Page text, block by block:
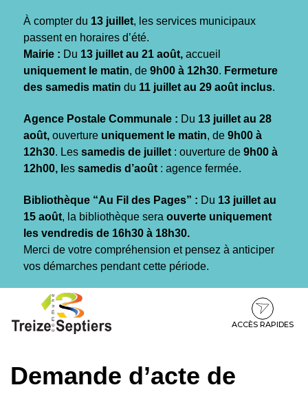
À compter du 13 juillet, les services municipaux
passent en horaires d’été.
Mairie : Du 13 juillet au 21 août, accueil
uniquement le matin, de 9h00 à 12h30. Fermeture
des samedis matin du 11 juillet au 29 août inclus.
Agence Postale Communale : Du 13 juillet au 28
août, ouverture uniquement le matin, de 9h00 à
12h30. Les samedis de juillet : ouverture de 9h00 à
12h00, l es samedis d’août : agence fermée.
Bibliothèque “Au Fil des Pages” : Du 13 juillet au
15 août, la bibliothèque sera ouverte uniquement
les vendredis de 16h30 à 18h30.
Merci de votre compréhension et pensez à anticiper
vos démarches pendant cette période.
contenu
pied
ACCÈS RAPIDES
Demande d’acte de